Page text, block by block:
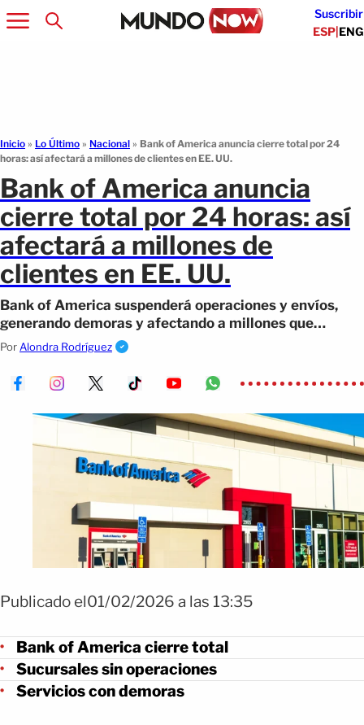
Suscribir
ESP|ENG
Inicio » Lo Último » Nacional » Bank of America anuncia cierre total por 24
horas: así afectará a millones de clientes en EE. UU.
Bank of America anuncia
cierre total por 24 horas: así
afectará a millones de
clientes en EE. UU.
Bank of America suspenderá operaciones y envíos,
generando demoras y afectando a millones que
dependen de servicios presenciales.
Por Alondra Rodríguez
Publicado el01/02/2026 a las 13:35
Bank of America cierre total
Sucursales sin operaciones
Servicios con demoras